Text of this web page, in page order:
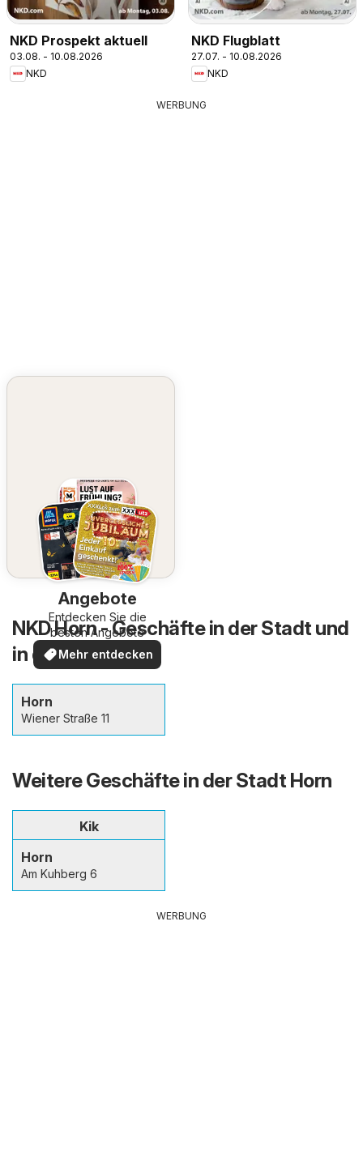
NKD Prospekt aktuell
03.08. - 10.08.2026
NKD
NKD Flugblatt
27.07. - 10.08.2026
NKD
WERBUNG
Angebote
Entdecken Sie die
besten Angebote
Mehr entdecken
NKD Horn - Geschäfte in der Stadt und
in der Umgebung
Horn
Wiener Straße 11
Weitere Geschäfte in der Stadt Horn
Kik
Horn
Am Kuhberg 6
WERBUNG